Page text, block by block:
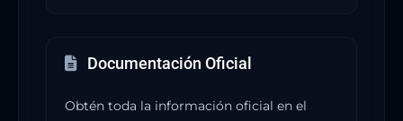
Documentación Oficial
Obtén toda la información oficial en el